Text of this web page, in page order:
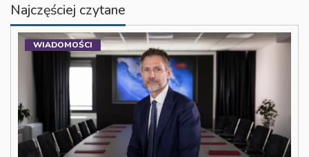
Najczęściej czytane
WIADOMOŚCI